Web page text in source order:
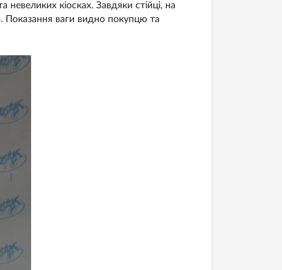
невеликих кіосках. Завдяки стійці, на
Показання ваги видно покупцю та